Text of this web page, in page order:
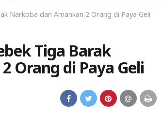
Narkoba dan Amankan 2 Orang di Paya Geli
Tiga Barak
Orang di Paya Geli